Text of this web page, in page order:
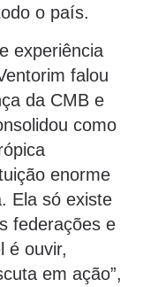
o país.
experiência
falou
da CMB e
como
enorme
Ela só existe
federações e
é ouvir,
em ação”,